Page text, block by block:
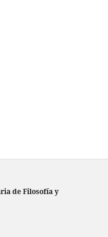
de Filosofía y